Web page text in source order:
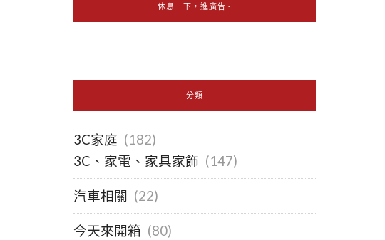
休息一下，進廣告~
分類
3C家庭 (182)
3C、家電、家具家飾 (147)
汽車相關 (22)
今天來開箱 (80)